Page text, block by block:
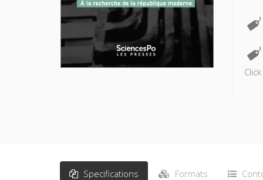
Specifications Formats